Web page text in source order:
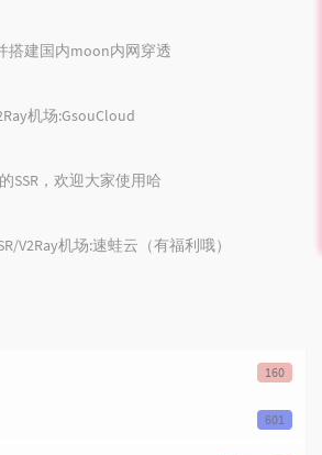
搭建国内moon内网穿透
机场:GsouCloud
SSR，欢迎大家使用哈
V2Ray机场:速蛙云（有福利哦）
160
601